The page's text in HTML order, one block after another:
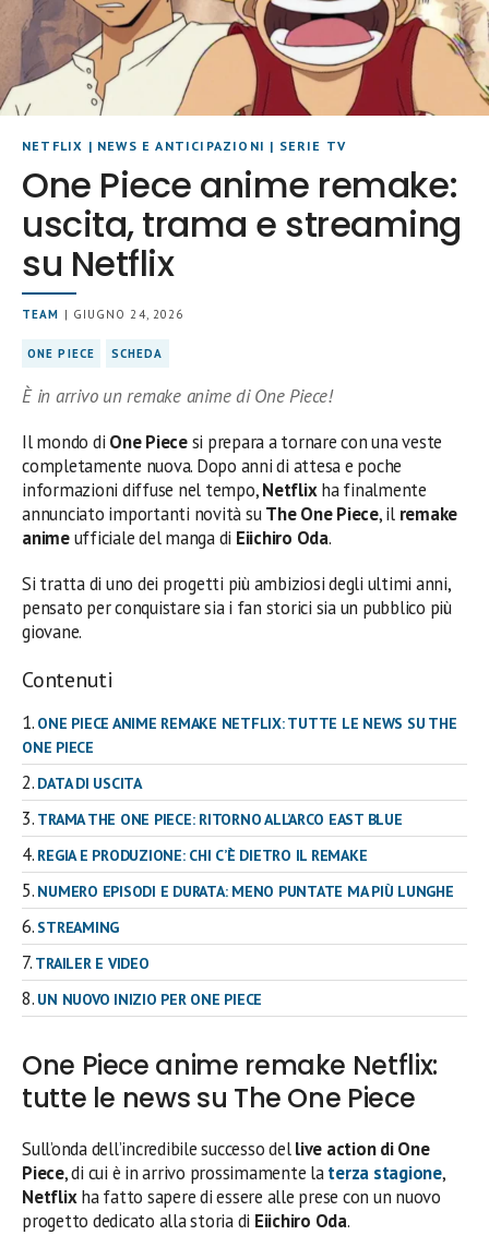
NETFLIX | NEWS E ANTICIPAZIONI | SERIE TV
One Piece anime remake:
uscita, trama e streaming
su Netflix
TEAM | GIUGNO 24, 2026
ONE PIECE SCHEDA
È in arrivo un remake anime di One Piece!
Il mondo di One Piecesi prepara a tornare con una veste
completamente nuova. Dopo anni di attesa e poche
informazioni diffuse nel tempo,Netflixha finalmente
annunciato importanti novità suThe One Piece, il remake
animeufficiale del manga di Eiichiro Oda.
Si tratta di uno dei progetti più ambiziosi degli ultimi anni,
pensato per conquistare sia i fan storici sia un pubblico più
giovane.
Contenuti
ONE PIECE ANIME REMAKE NETFLIX: TUTTE LE NEWS SU THE
ONE PIECE
DATA DI USCITA
TRAMA THE ONE PIECE: RITORNO ALL’ARCO EAST BLUE
REGIA E PRODUZIONE: CHI C’È DIETRO IL REMAKE
NUMERO EPISODI E DURATA: MENO PUNTATE MA PIÙ LUNGHE
STREAMING
TRAILER E VIDEO
UN NUOVO INIZIO PER ONE PIECE
One Piece anime remake Netflix:
tutte le news su The One Piece
Sull’onda dell’incredibile successo dellive action di One
Piece, di cui è in arrivo prossimamente laterza stagione,
Netflixha fatto sapere di essere alle prese con un nuovo
progetto dedicato alla storia di Eiichiro Oda.